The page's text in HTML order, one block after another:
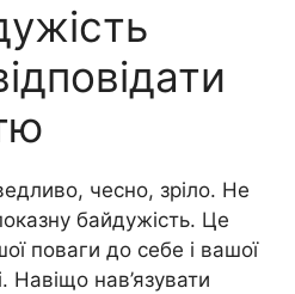
чесно, зріло. Не
байдужість. Це
поваги до себе і вашої
Навіщо нав’язувати